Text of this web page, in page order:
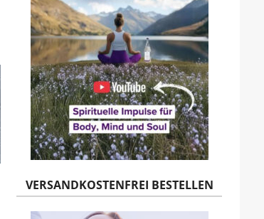
VERSANDKOSTENFREI BESTELLEN